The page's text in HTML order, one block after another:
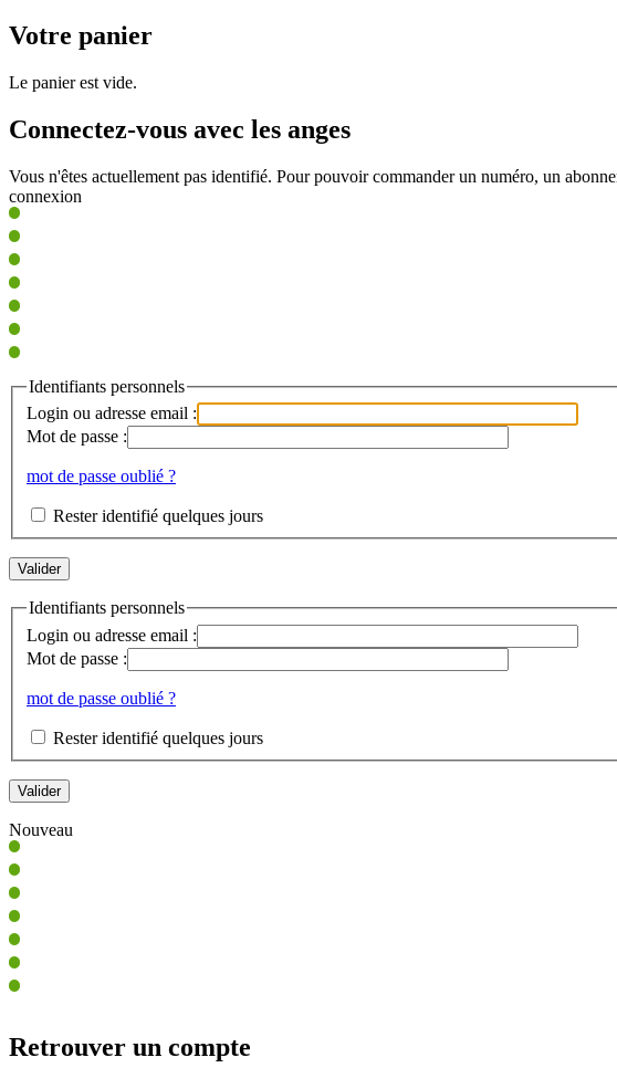
Votre panier
Le panier est vide.
Connectez-vous avec les anges
Vous n'êtes actuellement pas identifié. Pour pouvoir commander un numéro, un
connexion
Identifiants personnels
Login ou adresse email :
Mot de passe :
mot de passe oublié ?
Rester identifié quelques jours
Identifiants personnels
Login ou adresse email :
Mot de passe :
mot de passe oublié ?
Rester identifié quelques jours
Nouveau
Retrouver un compte